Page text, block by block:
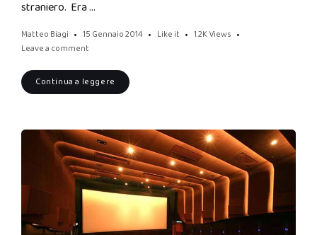
straniero. Era …
Matteo Biagi 15 Gennaio 2014 Like it 1.2K Views
Leave a comment
Continua a leggere